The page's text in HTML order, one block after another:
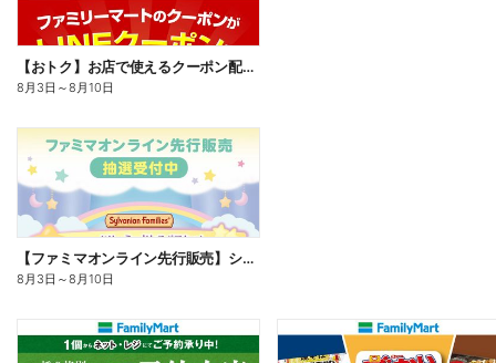
【おトク】お店で使えるクーポン配信中
8月3日 ～8月10日
【ファミマオンライン先行販売】シルバニアファミリー
8月3日 ～8月10日